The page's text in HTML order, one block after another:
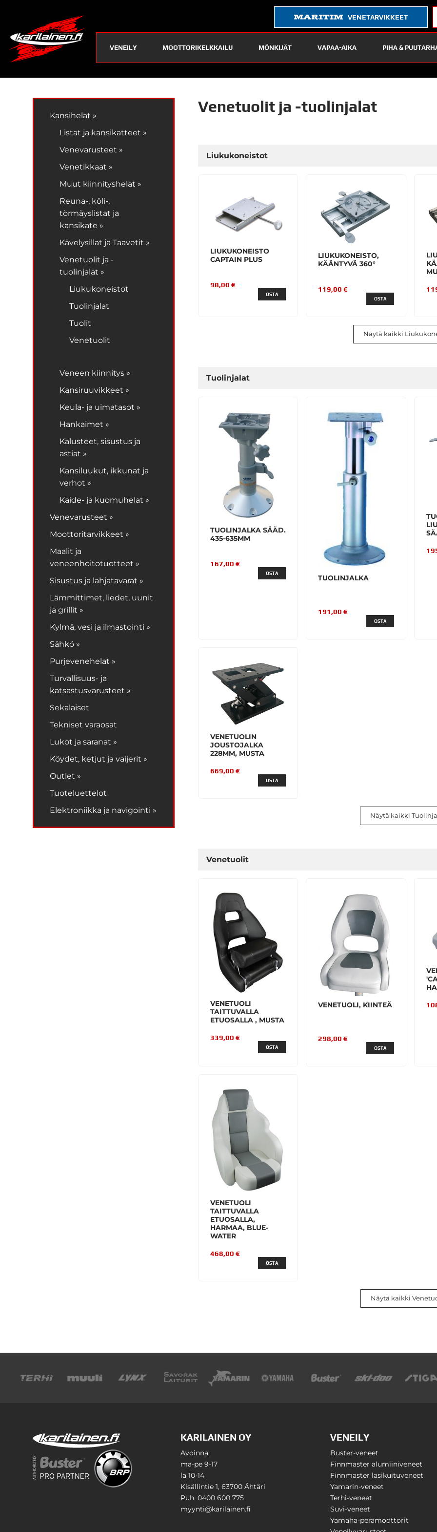
VENETARVIKKEET
VENEILY MOOTTORIKELKKAILU MÖNKIJÄT VAPAA-AIKA PIHA &
Kansihelat »
Listat ja kansikatteet »
Venevarusteet »
Venetikkaat »
Muut kiinnityshelat »
Reuna-, köli-,
törmäyslistat ja
kansikate »
Kävelysillat ja Taavetit »
Venetuolit ja -
tuolinjalat »
Liukukoneistot
Tuolinjalat
Tuolit
Venetuolit
Veneen kiinnitys »
Kansiruuvikkeet »
Keula- ja uimatasot »
Hankaimet »
Kalusteet, sisustus ja
astiat »
Kansiluukut, ikkunat ja
verhot »
Kaide- ja kuomuhelat »
Venevarusteet »
Moottoritarvikkeet »
Maalit ja
veneenhoitotuotteet »
Sisustus ja lahjatavarat »
Lämmittimet, liedet, uunit
ja grillit »
Kylmä, vesi ja ilmastointi »
Sähkö »
Purjevenehelat »
Turvallisuus- ja
katsastusvarusteet »
Sekalaiset
Tekniset varaosat
Lukot ja saranat »
Köydet, ketjut ja vaijerit »
Outlet »
Tuoteluettelot
Elektroniikka ja navigointi »
Venetuolit ja -tuolinjalat
Liukukoneistot
LIUKUKONEISTO
CAPTAIN PLUS
98,00 €
OSTA
LIUKUKONEISTO,
KÄÄNTYVÄ 360°
119,00 €
OSTA
Näytä kaikki
Tuolinjalat
TUOLINJALKA SÄÄD.
435-635MM
167,00 €
OSTA TUOLINJALKA
191,00 €
OSTA
VENETUOLIN
JOUSTOJALKA
228MM, MUSTA
669,00 €
OSTA
Näytä kaikki
Venetuolit
VENETUOLI
TAITTUVALLA
ETUOSALLA , MUSTA
339,00 €
OSTA
VENETUOLI, KIINTEÄ
298,00 €
OSTA
VENETUOLI
TAITTUVALLA
ETUOSALLA,
HARMAA, BLUE-
WATER
468,00 €
OSTA
Näytä kaikki
KARILAINEN OY
Avoinna:
ma-pe 9-17
la 10-14
Kisällintie 1, 63700 Ähtäri
Puh. 0400 600 775
myynti@karilainen.fi
VENEILY
Buster-veneet
Finnmaster alumiiniveneet
Finnmaster lasikuituveneet
Yamarin-veneet
Terhi-veneet
Suvi-veneet
Yamaha-perämoottorit